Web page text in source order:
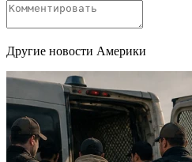
Другие новости Америки